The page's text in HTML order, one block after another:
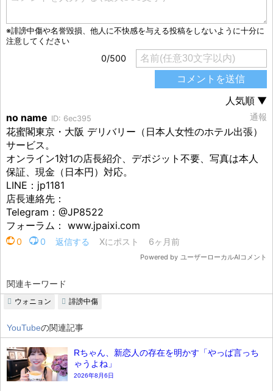
関連キーワード
ウォニョン 誹謗中傷
YouTubeの関連記事
Rちゃん、新恋人の存在を明かす「やっぱ言っち
ゃうよね」
2026年8月6日